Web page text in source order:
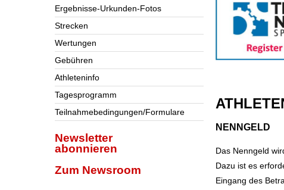
Ergebnisse-Urkunden-Fotos
Strecken
Wertungen
Gebühren
Athleteninfo
Tagesprogramm
Teilnahmebedingungen/Formulare
Newsletter
abonnieren
Zum Newsroom
NENNGELD
Das Nenngeld
Dazu ist es
Eingang des